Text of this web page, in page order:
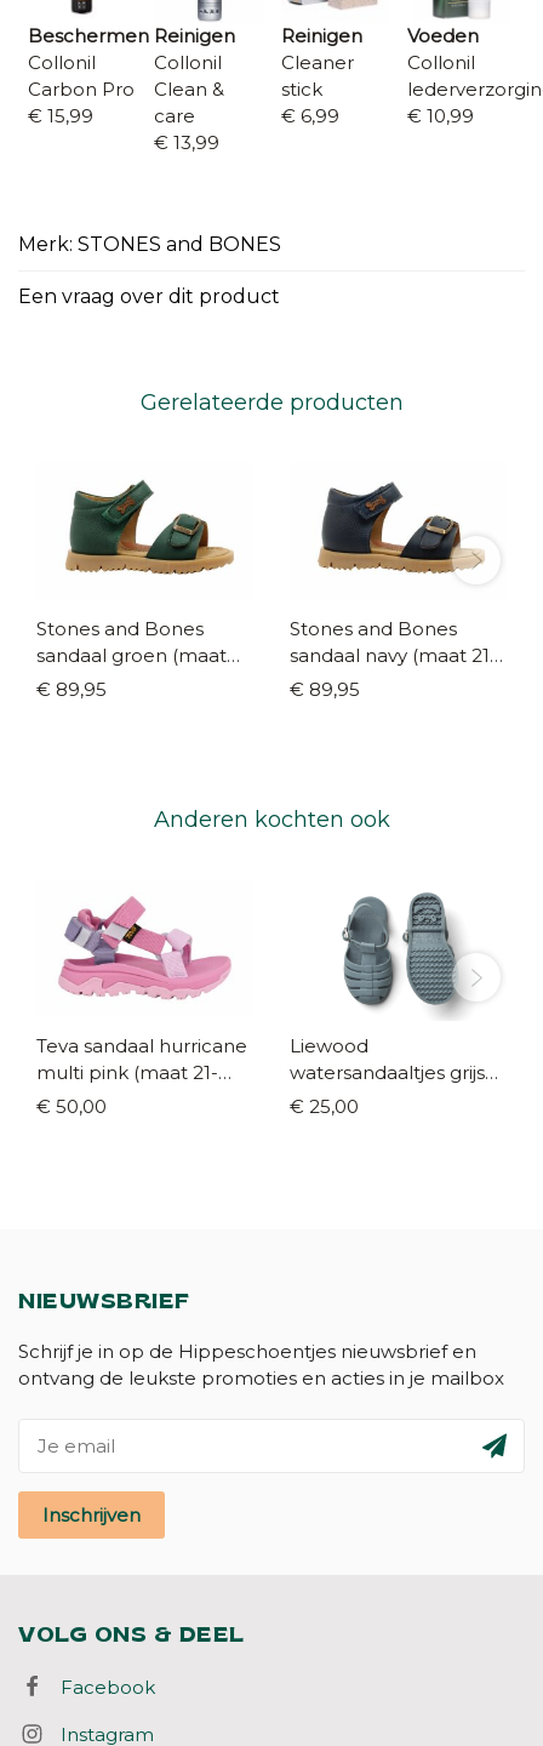
Beschermen
Collonil
Carbon Pro
€ 15,99
Reinigen
Collonil
Clean &
care
€ 13,99
Reinigen
Cleaner
stick
€ 6,99
Voeden
Collonil
€ 10,99
Merk: STONES and BONES
Een vraag over dit product
Gerelateerde producten
Stones and Bones
sandaal groen (maat
21-29)
€ 89,95
Stones and Bones
sandaal navy (maat 21-
29)
€ 89,95
Anderen kochten ook
Teva sandaal hurricane
multi pink (maat 21-
38/39)
€ 50,00
Liewood
watersandaaltjes grijs
blauw (maat 19-32)
€ 25,00
NIEUWSBRIEF
Schrijf je in op de Hippeschoentjes nieuwsbrief en
ontvang de leukste promoties en acties in je mailbox
Inschrijven
VOLG ONS & DEEL
Facebook
Instagram